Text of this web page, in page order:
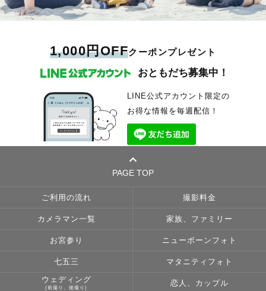
1,000円OFFクーポンプレゼント
おともだち募集中！
LINE公式アカウント限定の
お得な情報を毎週配信！
PAGE TOP
ご利用の流れ 撮影料金
カメラマン一覧 家族、ファミリー
お宮参り ニューボーンフォト
七五三 マタニティフォト
ウェディング
(前撮り、後撮り)
恋人、カップル